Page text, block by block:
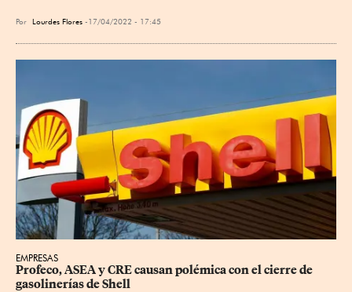
Por Lourdes Flores 17/04/2022 - 17:45
EMPRESAS
Profeco, ASEA y CRE causan polémica con el cierre de
gasolinerías de Shell